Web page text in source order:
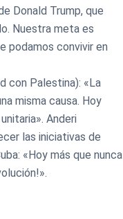
Donald Trump, que
Nuestra meta es
podamos convivir en
con Palestina): «La
misma causa. Hoy
Anderi
las iniciativas de
«Hoy más que nunca